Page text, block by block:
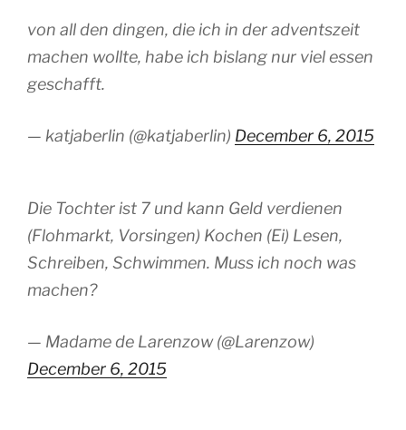
von all den dingen, die ich in der adventszeit
machen wollte, habe ich bislang nur viel essen
geschafft.
— katjaberlin (@katjaberlin) December 6, 2015
Die Tochter ist 7 und kann Geld verdienen
(Flohmarkt, Vorsingen) Kochen (Ei) Lesen,
Schreiben, Schwimmen. Muss ich noch was
machen?
— Madame de Larenzow (@Larenzow)
December 6, 2015